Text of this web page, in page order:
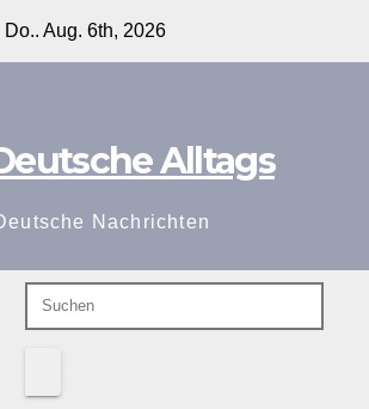
Do.. Aug. 6th, 2026
Alltags
Nachrichten